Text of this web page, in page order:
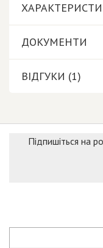
ДОКУМЕНТИ
ВІДГУКИ (1)
Підпишіться на